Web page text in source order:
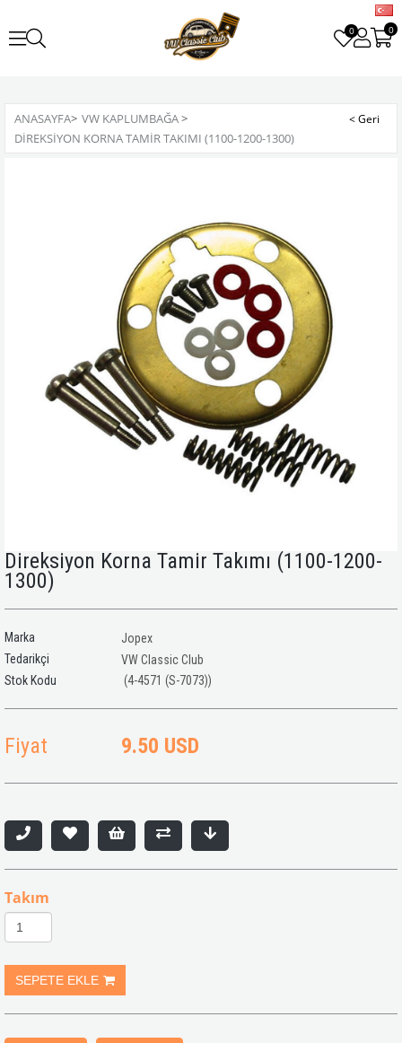
0 0
ANASAYFA> VW KAPLUMBAĞA>
DIREKSIYON KORNA TAMIR TAKIMI (1100-1200-1300)
Direksiyon Korna Tamir Takımı (1100-1200-
1300)
Marka
Jopex
Tedarikçi
VW Classic Club
(4-4571 (S-7073))
Fiyat 9.50 USD
Takım